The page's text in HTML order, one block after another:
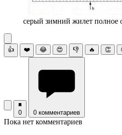
серый зимний жилет полное
👍 ❤️ 😂 😍 👎 🔥 👏
0 0 комментариев
Пока нет комментариев